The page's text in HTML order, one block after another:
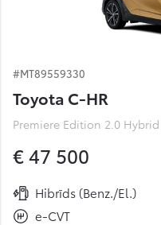
#MT89559330
Toyota C-HR
€ 47 500
Hibrīds (Benz./El.)
e-CVT